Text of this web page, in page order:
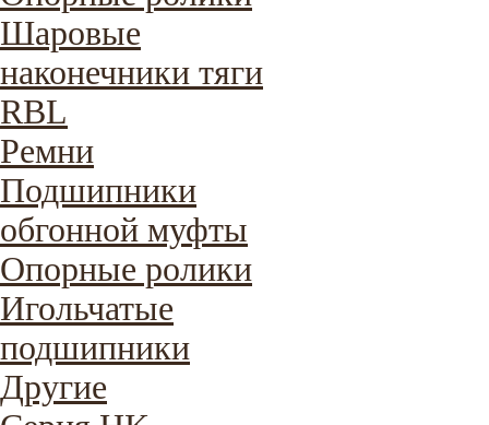
Шаровые
наконечники тяги
RBL
Ремни
Подшипники
обгонной муфты
Опорные ролики
Игольчатые
подшипники
Другие